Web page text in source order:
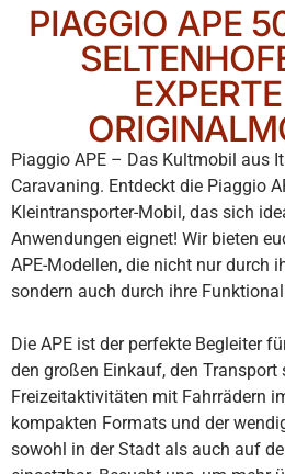
PIAGGIO APE
Piaggio APE – Das Kultmobil aus
Caravaning. Entdeckt die Piaggio
Kleintransporter-Mobil, das sich
Anwendungen eignet! Wir bieten
APE-Modellen, die nicht nur durch
sondern auch durch ihre
Die APE ist der perfekte Begleiter
den großen Einkauf, den Transport
Freizeitaktivitäten mit Fahrrädern
kompakten Formats und der
sowohl in der Stadt als auch auf